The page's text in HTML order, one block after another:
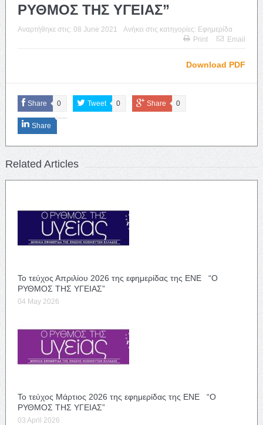
ΡΥΘΜΟΣ ΤΗΣ ΥΓΕΙΑΣ”
Αναρτήθηκε στις: 08 June 2021 Ανήκει στις κατηγορίες: Εφημερίδα
Print
Email
Download PDF
Share 0 Tweet 0 Share 0
Share
Related Articles
Το τεύχος Απριλίου 2026 της εφημερίδας της ΕΝΕ “Ο
ΡΥΘΜΟΣ ΤΗΣ ΥΓΕΙΑΣ”
04 May 2026
Το τεύχος Μάρτιος 2026 της εφημερίδας της ΕΝΕ “Ο
ΡΥΘΜΟΣ ΤΗΣ ΥΓΕΙΑΣ”
03 April 2026